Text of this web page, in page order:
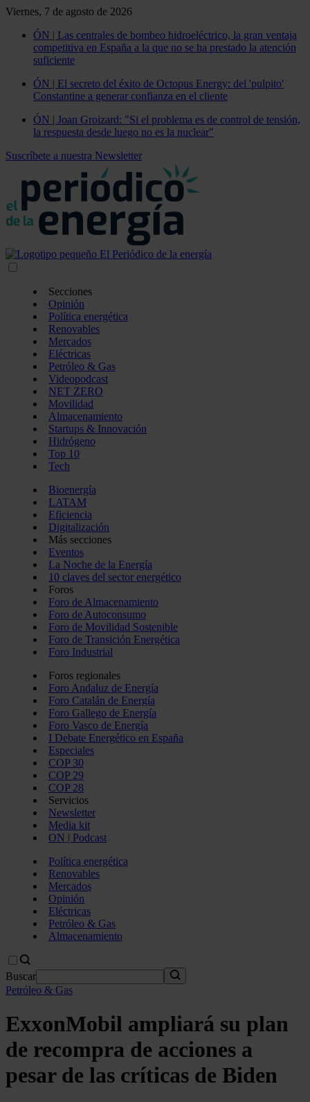
Viernes, 7 de agosto de 2026
ÓN | Las centrales de bombeo hidroeléctrico, la gran ventaja
competitiva en España a la que no se ha prestado la atención
suficiente
ÓN | El secreto del éxito de Octopus Energy: del 'pulpito'
Constantine a generar confianza en el cliente
ÓN | Joan Groizard: "Si el problema es de control de tensión,
la respuesta desde luego no es la nuclear"
Suscríbete a nuestra Newsletter
Secciones
Opinión
Política energética
Renovables
Mercados
Eléctricas
Petróleo & Gas
Videopodcast
NET ZERO
Movilidad
Almacenamiento
Startups & Innovación
Hidrógeno
Top 10
Tech
Bioenergía
LATAM
Eficiencia
Digitalización
Más secciones
Eventos
La Noche de la Energía
10 claves del sector energético
Foros
Foro de Almacenamiento
Foro de Autoconsumo
Foro de Movilidad Sostenible
Foro de Transición Energética
Foro Industrial
Foros regionales
Foro Andaluz de Energía
Foro Catalán de Energía
Foro Gallego de Energía
Foro Vasco de Energía
I Debate Energético en España
Especiales
COP 30
COP 29
COP 28
Servicios
Newsletter
Media kit
ON | Podcast
Política energética
Renovables
Mercados
Opinión
Eléctricas
Petróleo & Gas
Almacenamiento
Buscar
Petróleo & Gas
ExxonMobil ampliará su plan
de recompra de acciones a
pesar de las críticas de Biden